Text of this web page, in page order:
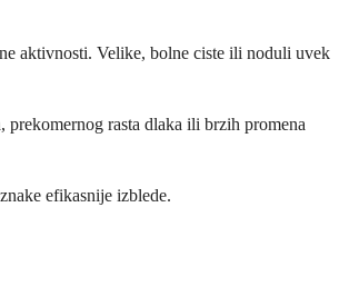
aktivnosti. Velike, bolne ciste ili noduli uvek
prekomernog rasta dlaka ili brzih promena
efikasnije izblede.